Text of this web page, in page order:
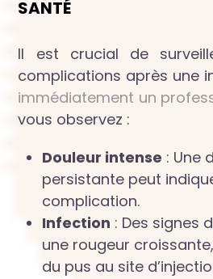
SANTÉ
Il est crucial de
complications après une
immédiatement un
vous observez :
Douleur intense : Une
persistante peut
complication.
Infection : Des signes
une rougeur
du pus au site